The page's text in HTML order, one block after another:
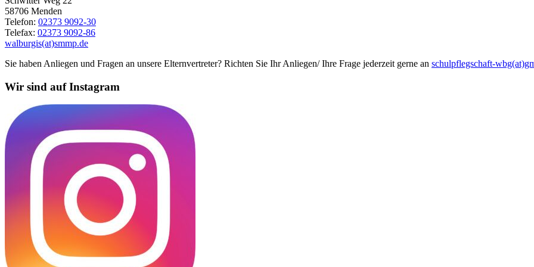
58706 Menden
Telefon: 02373 9092-30
Telefax: 02373 9092-86
walburgis(at)smmp.de
Sie haben Anliegen und Fragen an unsere Elternvertreter? Richten Sie Ihr Anliegen/ Ihre Frage jederzeit gerne an schulpflegschaft-
Wir sind auf Instagram